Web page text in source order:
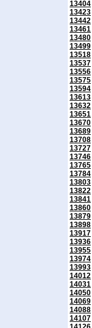
13404
13423
13442
13461
13480
13499
13518
13537
13556
13575
13594
13613
13632
13651
13670
13689
13708
13727
13746
13765
13784
13803
13822
13841
13860
13879
13898
13917
13936
13955
13974
13993
14012
14031
14050
14069
14088
14107